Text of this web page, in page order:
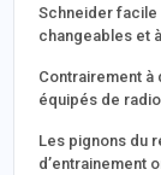
Schneider
changeables et
Contrairement à
équipés de
Les pignons du
d’entrainement